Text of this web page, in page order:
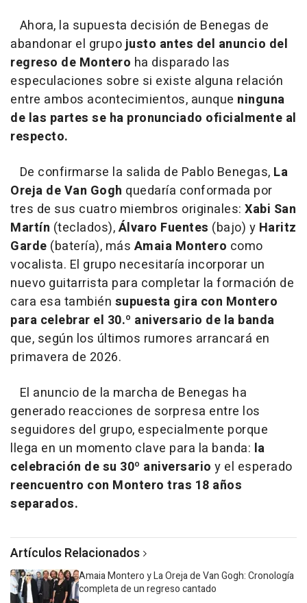
Ahora, la supuesta decisión de Benegas de
abandonar el grupojusto antes del anuncio del
regreso de Montero ha disparado las
especulaciones sobre si existe alguna relación
entre ambos acontecimientos, aunque ninguna
de las partes se ha pronunciado oficialmente al
respecto.
De confirmarse la salida de Pablo Benegas, La
Oreja de Van Gogh quedaría conformada por
tres de sus cuatro miembros originales: Xabi San
Martín (teclados),Álvaro Fuentes (bajo) y Haritz
Garde (batería), más Amaia Montero como
vocalista. El grupo necesitaría incorporar un
nuevo guitarrista para completar la formación de
cara esa también supuesta gira con Montero
para celebrar el 30.º aniversario de la banda
que, según los últimos rumores arrancará en
primavera de 2026.
El anuncio de la marcha de Benegas ha
generado reacciones de sorpresa entre los
seguidores del grupo, especialmente porque
llega en un momento clave para la banda: la
celebración de su 30º aniversario y el esperado
reencuentro con Montero tras 18 años
separados.
Artículos Relacionados
Amaia Montero y La Oreja de Van Gogh: Cronología
completa de un regreso cantado